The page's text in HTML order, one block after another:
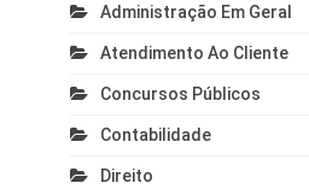
Administração Em Geral
Atendimento Ao Cliente
Concursos Públicos
Contabilidade
Direito